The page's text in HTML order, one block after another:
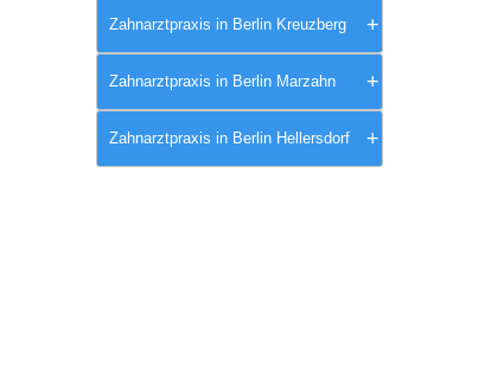
Zahnarztpraxis in Berlin Kreuzberg
Zahnarztpraxis in Berlin Marzahn
Zahnarztpraxis in Berlin Hellersdorf